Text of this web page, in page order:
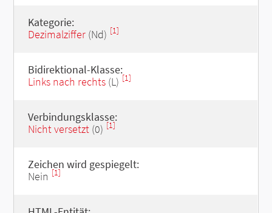
Kategorie:
Dezimalziffer(Nd) [1]
Bidirektional-Klasse:
Links nach rechts(L) [1]
Verbindungsklasse:
Nicht versetzt(0) [1]
Zeichen wird gespiegelt:
Nein [1]